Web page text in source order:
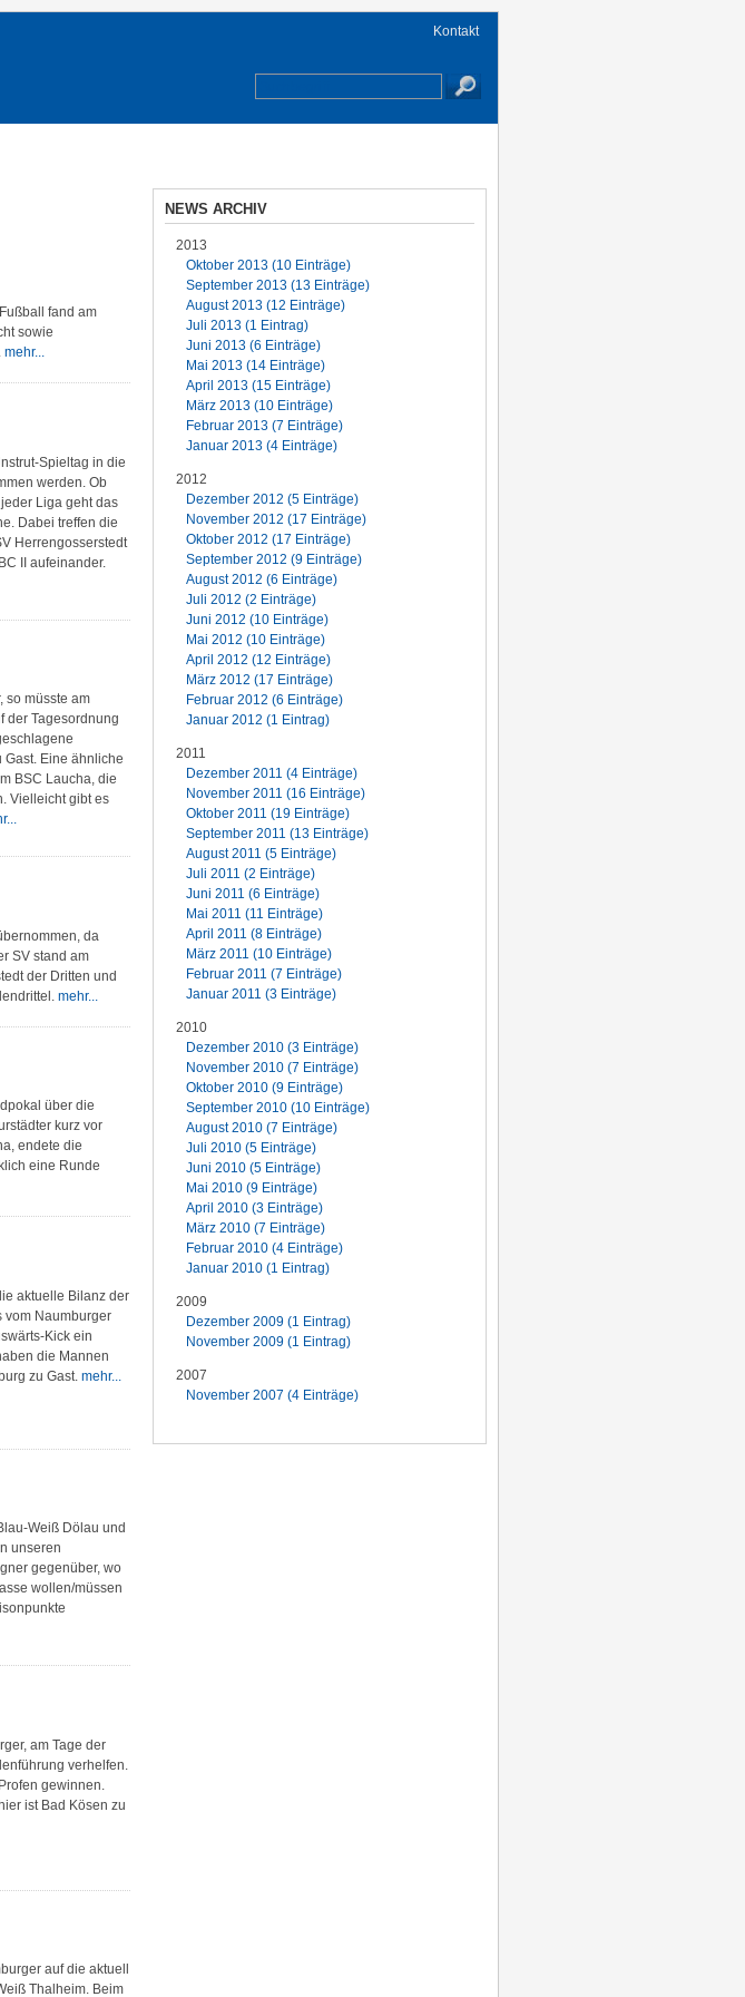
Kontakt
fand am
sowie
mehr...
Spieltag in die
werden. Ob
Liga geht das
Dabei treffen die
Herrengosserstedt
II aufeinander.
so müsste am
der Tagesordnung
Gast. Eine ähnliche
BSC Laucha, die
Vielleicht gibt es
da
SV stand am
der Dritten und
mehr...
über die
kurz vor
endete die
eine Runde
aktuelle Bilanz der
vom Naumburger
Kick ein
die Mannen
zu Gast. mehr...
Weiß Dölau und
unseren
gegenüber, wo
wollen/müssen
am Tage der
verhelfen.
gewinnen.
ist Bad Kösen zu
auf die aktuell
Thalheim. Beim
NEWS ARCHIV
2013
Oktober 2013 (10 Einträge)
September 2013 (13 Einträge)
August 2013 (12 Einträge)
Juli 2013 (1 Eintrag)
Juni 2013 (6 Einträge)
Mai 2013 (14 Einträge)
April 2013 (15 Einträge)
März 2013 (10 Einträge)
Februar 2013 (7 Einträge)
Januar 2013 (4 Einträge)
2012
Dezember 2012 (5 Einträge)
November 2012 (17 Einträge)
Oktober 2012 (17 Einträge)
September 2012 (9 Einträge)
August 2012 (6 Einträge)
Juli 2012 (2 Einträge)
Juni 2012 (10 Einträge)
Mai 2012 (10 Einträge)
April 2012 (12 Einträge)
März 2012 (17 Einträge)
Februar 2012 (6 Einträge)
Januar 2012 (1 Eintrag)
2011
Dezember 2011 (4 Einträge)
November 2011 (16 Einträge)
Oktober 2011 (19 Einträge)
September 2011 (13 Einträge)
August 2011 (5 Einträge)
Juli 2011 (2 Einträge)
Juni 2011 (6 Einträge)
Mai 2011 (11 Einträge)
April 2011 (8 Einträge)
März 2011 (10 Einträge)
Februar 2011 (7 Einträge)
Januar 2011 (3 Einträge)
2010
Dezember 2010 (3 Einträge)
November 2010 (7 Einträge)
Oktober 2010 (9 Einträge)
September 2010 (10 Einträge)
August 2010 (7 Einträge)
Juli 2010 (5 Einträge)
Juni 2010 (5 Einträge)
Mai 2010 (9 Einträge)
April 2010 (3 Einträge)
März 2010 (7 Einträge)
Februar 2010 (4 Einträge)
Januar 2010 (1 Eintrag)
2009
Dezember 2009 (1 Eintrag)
November 2009 (1 Eintrag)
2007
November 2007 (4 Einträge)